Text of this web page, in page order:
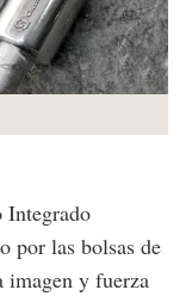
por las bolsas de
imagen y fuerza